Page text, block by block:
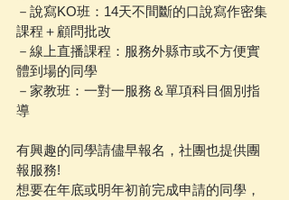
－說寫KO班：14天不間斷的口說寫作密集
課程＋顧問批改
－線上直播課程：服務外縣市或不方便實
體到場的同學
－家教班：一對一服務＆單項科目個別指
導
有興趣的同學請儘早報名，社團也提供團
報服務!
想要在年底或明年初前完成申請的同學，